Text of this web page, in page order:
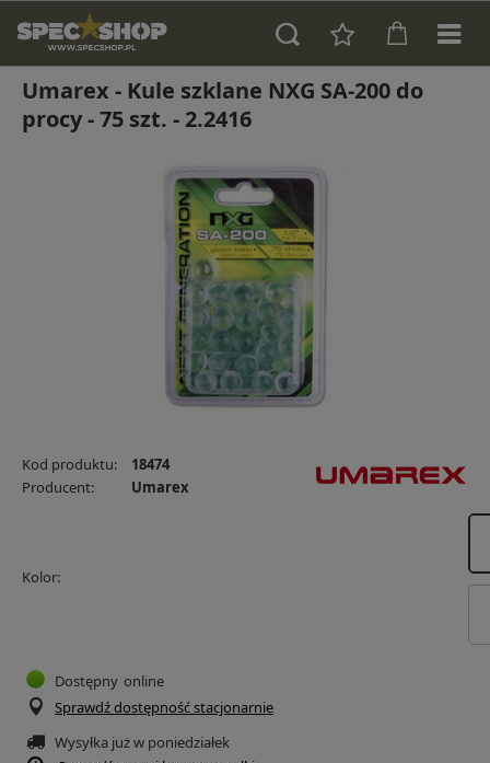
Umarex - Kule szklane NXG SA-200 do
procy - 75 szt. - 2.2416
Kod produktu:
18474
Producent:
Umarex
Kolor
Dostępny online
Sprawdź dostępność stacjonarnie
Wysyłka jużw poniedziałek